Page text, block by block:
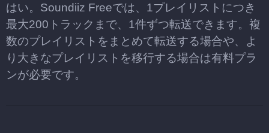
はい。Soundiiz Freeでは、1プレイリストにつき
最大200トラックまで、1件ずつ転送できます。複
数のプレイリストをまとめて転送する場合や、よ
り大きなプレイリストを移行する場合は有料プラ
ンが必要です。